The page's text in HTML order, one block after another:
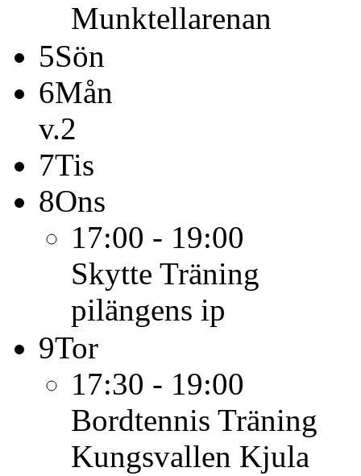
Munktellarenan
5Sön
6Mån
v.2
7Tis
8Ons
17:00 - 19:00
Skytte Träning
pilängens ip
9Tor
17:30 - 19:00
Bordtennis Träning
Kungsvallen Kjula